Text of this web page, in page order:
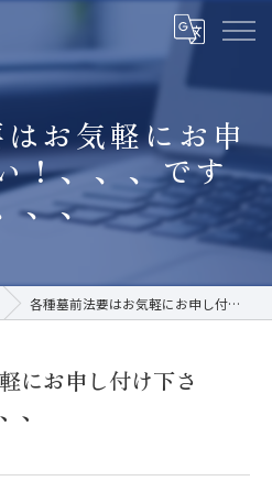
お気軽にお申
！、、、です
、、
各種墓前法要はお気軽にお申し付け下さい！、、、ですが、、、
にお申し付け下さ
、